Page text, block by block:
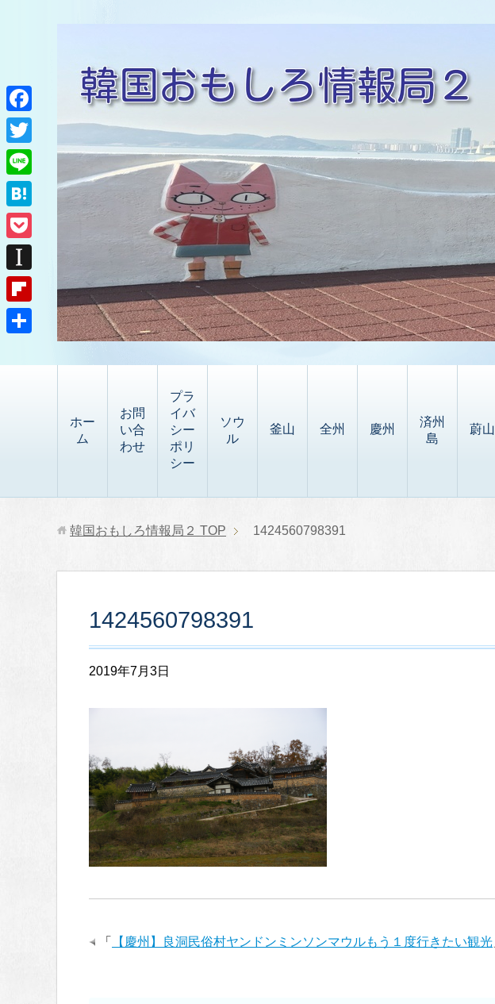
ホー
ム
お問
い合
わせ
プラ
イバ
シー
ポリ
シー
ソウ
ル
釜山 全州 慶州
済州
島
蔚山
韓国おもしろ情報局２ TOP 1424560798391
1424560798391
2019年7月3日
「 【慶州】良洞民俗村ヤンドンミンソンマウルもう１度行きたい観光
F
a
c
e
b
o
o
k
T
w
i
e
r
L
i
n
H
a
t
e
n
P
o
c
k
I
n
s
F
i